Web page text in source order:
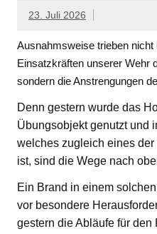
23. Juli 2026
Ausnahmsweise trieben nicht
Einsatzkräften unserer Wehr
sondern die Anstrengungen
Denn gestern wurde das
Übungsobjekt genutzt und
welches zugleich eines
ist, sind die Wege nach
Ein Brand in einem
vor besondere
gestern die Abläufe für